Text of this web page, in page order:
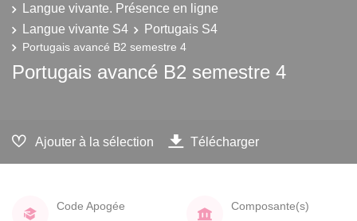
Langue vivante. Présence en ligne
Langue vivante S4
Portugais S4
Portugais avancé B2 semestre 4
Portugais avancé B2 semestre 4
Ajouter à la sélection Télécharger
Code Apogée
Composante(s)